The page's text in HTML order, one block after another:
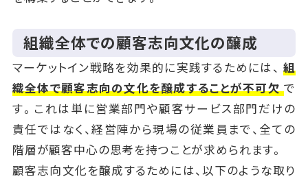
組織全体での顧客志向文化の醸成
マーケットイン戦略を効果的に実践するためには、組
織全体で顧客志向の文化を醸成することが不可欠で
す。これは単に営業部門や顧客サービス部門だけの
責任ではなく、経営陣から現場の従業員まで、全ての
階層が顧客中心の思考を持つことが求められます。
顧客志向文化を醸成するためには、以下のような取り